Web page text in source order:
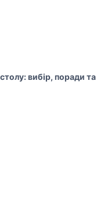
вибір, поради та